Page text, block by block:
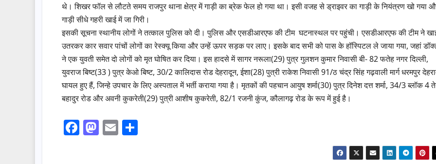
थे। शिखर फॉल से लौटते समय राजपुर थाना क्षेत्र में गाड़ी का ब्रेक फेल हो गया था। इसी वजह से ड्राइवर का गाड़ी के नियंत्रण खो गया
गाड़ी सीधे गहरी खाई में जा गिरी।
इसकी सूचना स्थानीय लोगों ने तत्काल पुलिस को दी। पुलिस और एसडीआरएफ की टीम घटनास्थल पर पहुंची। एसडीआरएफ की टीम ने
उतरकर कार सवार पांचों लोगों का रेस्क्यू किया और उन्हें ऊपर सड़क पर लाए। इसके बाद सभी को पास के हॉस्पिटल ले जाया गया, जहां
ने एक युवती समेत दो लोगों को मृत घोषित कर दिया। इस हादसे में सागर नरूला(29) पुत्र गुलशन कुमार निवासी बी- 82 फतेह नगर दिल्ली,
युवराज बिष्ट(33 ) पुत्र केओ बिष्ट, 30/2 कालिदास रोड देहरादून, ईशा(28) पुत्री राकेश निवासी 91/ठ चंद्र सिंह गढ़वाली मार्ग धरमपुर
घायल हुए हैं, जिन्हे उपचार के लिए अस्पताल में भर्ती कराया गया है। मृतकों की पहचान आयुष शर्मा(30) पुत्र दिनेश दत्त शर्मा, 34/3 ब्लॉक 4
बहादुर रोड और अवनी कुकरेती(29) पुत्री आशीष कुकरेती, 82/1 रजनी कुंज, कौलागढ़ रोड के रूप में हुई है।
F
M E